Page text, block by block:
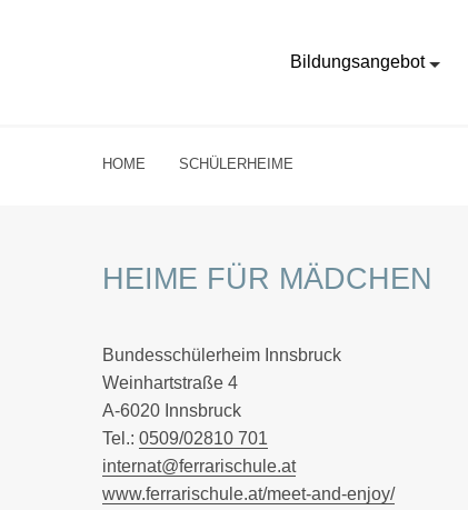
Bildungsangebot
HOME SCHÜLERHEIME
HEIME FÜR MÄDCHEN
Bundesschülerheim Innsbruck
Weinhartstraße 4
A-6020 Innsbruck
Tel.: 0509/02810 701
internat@ferrarischule.at
www.ferrarischule.at/meet-and-enjoy/